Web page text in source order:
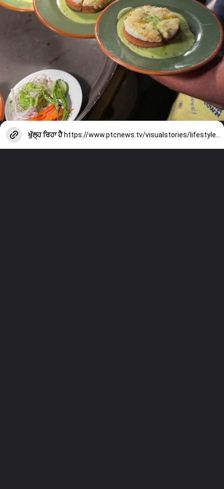
ਖੁੱਲ੍ਹ ਰਿਹਾ ਹੈ https://www.ptcnews.tv/visualstories/lifestyle/eggs-kejriwal-history-know-easy-way-to-make-eggs-kejriwal-dish-at-home-4389657-2026-07-05